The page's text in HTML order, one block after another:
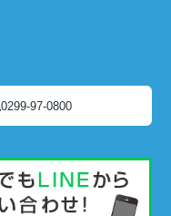
0299-97-0800